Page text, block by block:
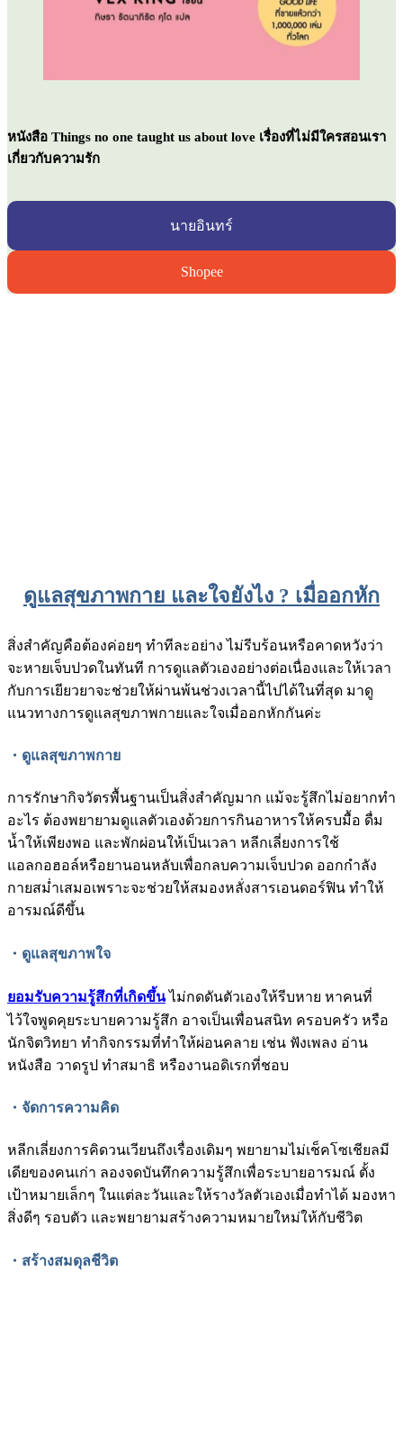
หนังสือ Things no one taught us about love เรื่องที่ไม่มีใครสอนเรา
เกี่ยวกับความรัก
นายอินทร์
Shopee
ดูแลสุขภาพกาย และใจยังไง ? เมื่ออกหัก
สิ่งสำคัญคือต้องค่อยๆ ทำทีละอย่าง ไม่รีบร้อนหรือคาดหวังว่า
จะหายเจ็บปวดในทันที การดูแลตัวเองอย่างต่อเนื่องและให้เวลา
กับการเยียวยาจะช่วยให้ผ่านพ้นช่วงเวลานี้ไปได้ในที่สุด มาดู
แนวทางการดูแลสุขภาพกายและใจเมื่ออกหักกันค่ะ
・ดูแลสุขภาพกาย
การรักษากิจวัตรพื้นฐานเป็นสิ่งสำคัญมาก แม้จะรู้สึกไม่อยากทำ
อะไร ต้องพยายามดูแลตัวเองด้วยการกินอาหารให้ครบมื้อ ดื่ม
น้ำให้เพียงพอ และพักผ่อนให้เป็นเวลา หลีกเลี่ยงการใช้
แอลกอฮอล์หรือยานอนหลับเพื่อกลบความเจ็บปวด ออกกำลัง
กายสม่ำเสมอเพราะจะช่วยให้สมองหลั่งสารเอนดอร์ฟิน ทำให้
อารมณ์ดีขึ้น
・ดูแลสุขภาพใจ
ยอมรับความรู้สึกที่เกิดขึ้นไม่กดดันตัวเองให้รีบหาย หาคนที่
ไว้ใจพูดคุยระบายความรู้สึก อาจเป็นเพื่อนสนิท ครอบครัว หรือ
นักจิตวิทยา ทำกิจกรรมที่ทำให้ผ่อนคลาย เช่น ฟังเพลง อ่าน
หนังสือ วาดรูป ทำสมาธิ หรืองานอดิเรกที่ชอบ
・จัดการความคิด
หลีกเลี่ยงการคิดวนเวียนถึงเรื่องเดิมๆ พยายามไม่เช็คโซเชียลมี
เดียของคนเก่า ลองจดบันทึกความรู้สึกเพื่อระบายอารมณ์ ตั้ง
เป้าหมายเล็กๆ ในแต่ละวันและให้รางวัลตัวเองเมื่อทำได้ มองหา
สิ่งดีๆ รอบตัว และพยายามสร้างความหมายใหม่ให้กับชีวิต
・สร้างสมดุลชีวิต